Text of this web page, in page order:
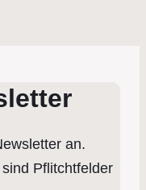
an.
Pflitchtfelder